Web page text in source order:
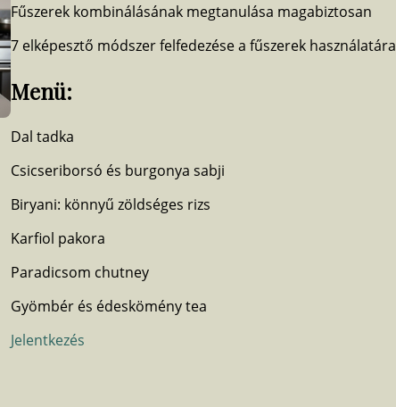
Fűszerek kombinálásának megtanulása magabiztosan
7 elképesztő módszer felfedezése a fűszerek használatára
Menü:
Dal tadka
Csicseriborsó és burgonya sabji
Biryani: könnyű zöldséges rizs
Karfiol pakora
Paradicsom chutney
Gyömbér és édeskömény tea
Jelentkezés